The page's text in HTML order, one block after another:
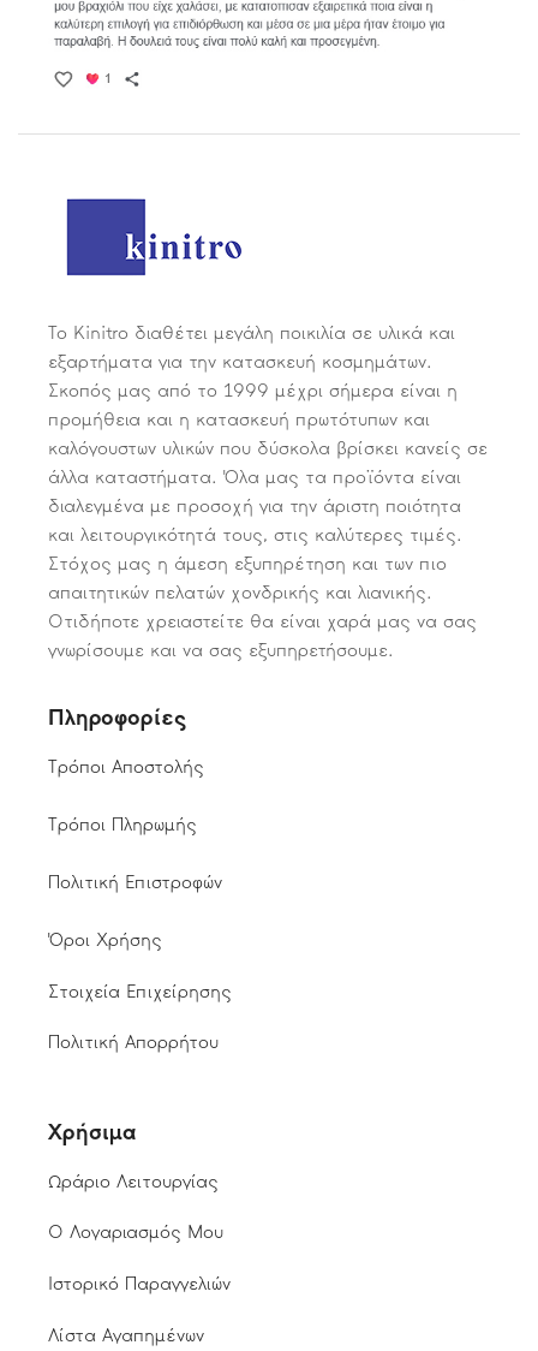
Το Kinitro διαθέτει μεγάλη ποικιλία σε υλικά και
εξαρτήματα για την κατασκευή κοσμημάτων.
Σκοπός μας από το 1999 μέχρι σήμερα είναι η
προμήθεια και η κατασκευή πρωτότυπων και
καλόγουστων υλικών που δύσκολα βρίσκει κανείς σε
άλλα καταστήματα. Όλα μας τα προϊόντα είναι
διαλεγμένα με προσοχή για την άριστη ποιότητα
και λειτουργικότητά τους, στις καλύτερες τιμές.
Στόχος μας η άμεση εξυπηρέτηση και των πιο
απαιτητικών πελατών χονδρικής και λιανικής.
Οτιδήποτε χρειαστείτε θα είναι χαρά μας να σας
γνωρίσουμε και να σας εξυπηρετήσουμε.
Πληροφορίες
Τρόποι Αποστολής
Τρόποι Πληρωμής
Πολιτική Επιστροφών
Όροι Χρήσης
Στοιχεία Επιχείρησης
Πολιτική Απορρήτου
Χρήσιμα
Ωράριο Λειτουργίας
Ο Λογαριασμός Μου
Ιστορικό Παραγγελιών
Λίστα Αγαπημένων